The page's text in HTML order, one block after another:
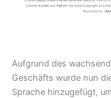
Aufgrund des
Geschäfts wurde nun
Sprache hinzugefügt,